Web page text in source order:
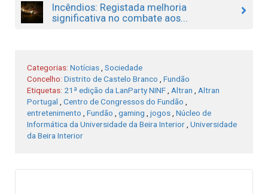
Incêndios: Registada melhoria
significativa no combate aos...
Categorias: Notícias, Sociedade
Concelho: Distrito de Castelo Branco , Fundão
Etiquetas: 21ª edição da LanParty NINF, Altran , Altran
Portugal , Centro de Congressos do Fundão ,
entretenimento , Fundão , gaming , jogos, Núcleo de
Informática da Universidade da Beira Interior, Universidade
da Beira Interior